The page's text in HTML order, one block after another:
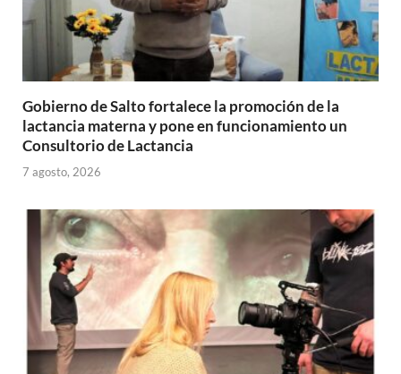
Gobierno de Salto fortalece la promoción de la
lactancia materna y pone en funcionamiento un
Consultorio de Lactancia
7 agosto, 2026